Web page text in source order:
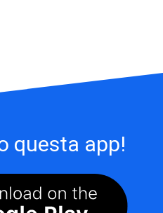
questa app!